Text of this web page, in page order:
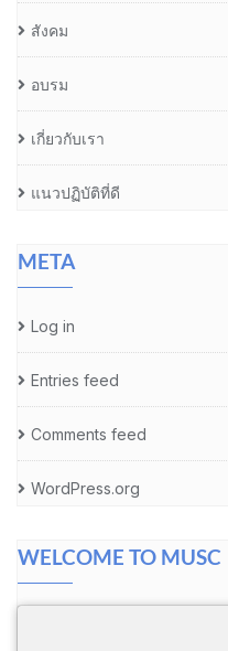
สังคม
อบรม
เกี่ยวกับเรา
แนวปฏิบัติที่ดี
META
Log in
Entries feed
Comments feed
WordPress.org
WELCOME TO MUSC